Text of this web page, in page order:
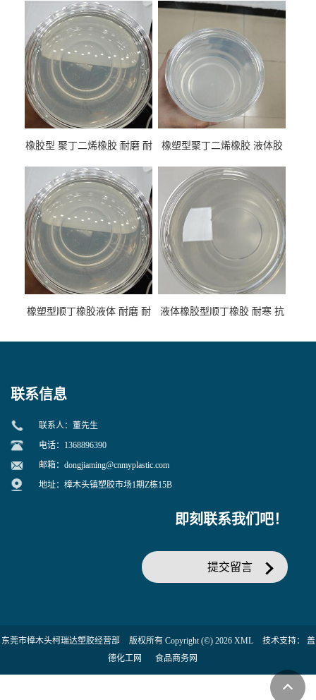
橡胶型 聚丁二烯橡胶 耐磨 耐
性
橡塑型聚丁二烯橡胶 液体胶
专用
橡塑型顺丁橡胶液体 耐磨 耐
液体橡胶型顺丁橡胶 耐寒 抗
联系信息
联系人：董先生
电话：1368896390
邮箱： dongjiaming@cnmyplastic.com
地址：樟木头镇塑胶市场1期Z栋15B
即刻联系我们吧！
提交留言
东莞市樟木头柯瑞达塑胶经营部 版权所有 Copyright (©) 2026 XML 技术支持： 盖
德化工网
食品商务网